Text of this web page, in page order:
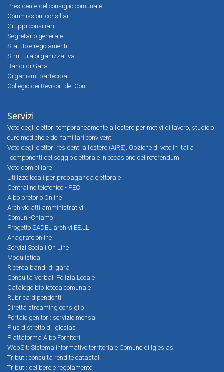
Presidente del consiglio comunale
Commissioni consiliari
Gruppi consiliari
Segretario generale
Statuto e regolamenti
Struttura organizzativa
Bandi di Gara
Organismi partecipati
Collegio dei Revisori dei Conti
Servizi
Voto degli elettori temporaneamente all’estero per motivi di lavoro, studio o
cure mediche e dei familiari conviventi
Voto degli elettori residenti all’estero (AIRE). Opzione di voto in Italia
I componenti del seggio elettorale in occasione del referendum
Voto domiciliare
Utilizzo locali per propaganda elettorale
Centralino telefonico - PEC
Albo pretorio Online
Archivio atti amministrativi
Comuni-Chiamo
Progetto SADEL archivi EE.LL.
Anagrafe online
Servizi Sociali On Line
Modulistica
Ricerca bandi di gara
Consulta Verbali Polizia Locale
Catalogo biblioteca comunale
Rubrica dipendenti
Diretta streaming consiglio
Portale genitori: servizio mensa
Plus distretto di Iglesias
Piattaforma Albo Fornitori
WebSit: Sistema informativo territoriale Comune di Iglesias
Tributi: consulta rendite catastali
Tributi: delibere e regolamento